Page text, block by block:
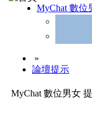
MyChat 數位
»
論壇提示
MyChat 數位男女